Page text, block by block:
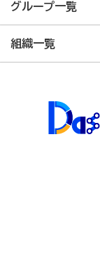
グループ一覧
組織一覧